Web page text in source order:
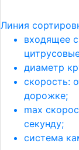
Линия
входящее
диаметр
скорость:
дорожке;
max
секунду;
система